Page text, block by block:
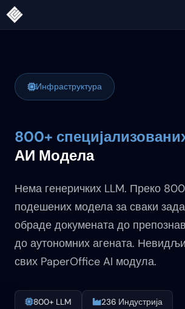
Инфраструктура
800+
АИ Модела
Нема генеричких LLM. Преко
подешених модела за сваки
обраде докумената до
до аутономних агената.
свих PaperOffice AI модула.
800+ LLM 236 Индустрија